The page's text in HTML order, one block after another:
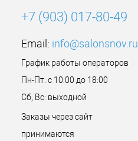
+7 (903) 017-80-49
Email: info@salonsnov.ru
График работы операторов
Пн-Пт: с 10:00 до 18:00
Сб, Вс: выходной
Заказы через сайт
принимаются